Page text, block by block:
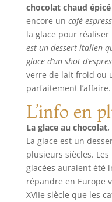
chocolat chaud épicé
encore un café
la glace pour réaliser
est un dessert italien
glace d’un shot
verre de lait froid ou
parfaitement l’affaire.
L’info en
La glace au
La glace est un
plusieurs siècles.
glacées auraient été
répandre en Europe
XVIIe siècle que les